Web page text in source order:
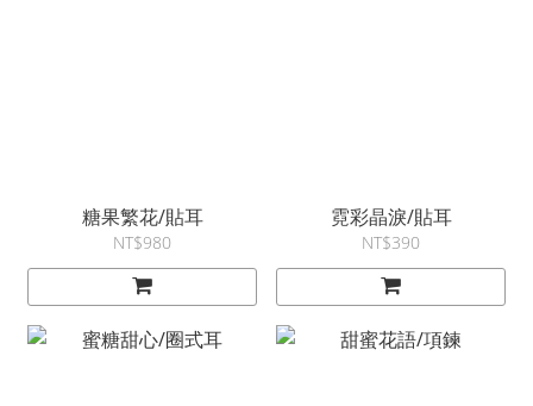
糖果繁花/貼耳
NT$980
霓彩晶淚/貼耳
NT$390